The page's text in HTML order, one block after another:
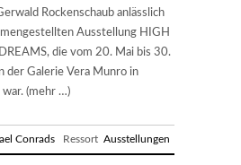
Rockenschaub anlässlich
Ausstellung HIGH
DREAMS, die vom 20. Mai bis 30.
der Galerie Vera Munro in
war. (mehr …)
Conrads Ressort Ausstellungen